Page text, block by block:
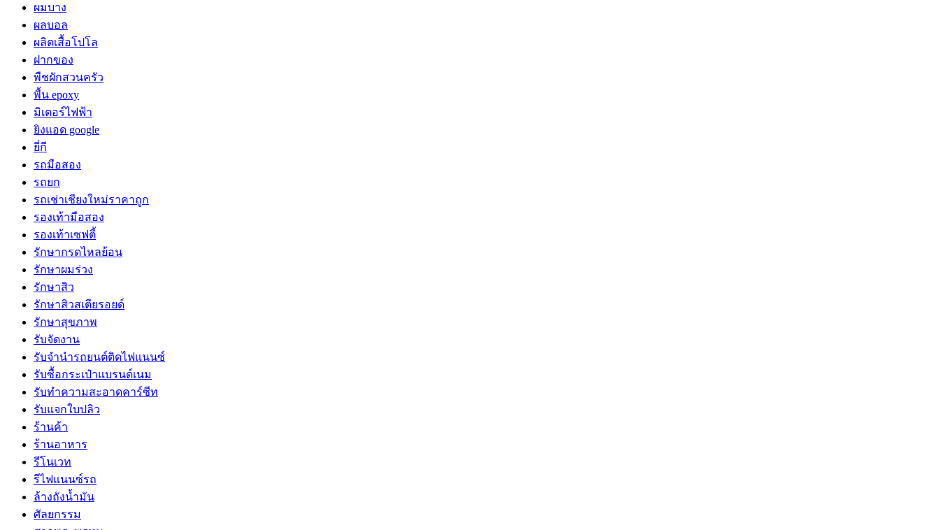
ผมบาง
ผลบอล
ผลิตเสื้อโปโล
ฝากของ
พืชผักสวนครัว
พื้น epoxy
มิเตอร์ไฟฟ้า
ยิงแอด google
ยี่กี
รถมือสอง
รถยก
รถเช่าเชียงใหม่ราคาถูก
รองเท้ามือสอง
รองเท้าเซฟตี้
รักษากรดไหลย้อน
รักษาผมร่วง
รักษาสิว
รักษาสิวสเตียรอยด์
รักษาสุขภาพ
รับจัดงาน
รับจํานํารถยนต์ติดไฟแนนซ์
รับซื้อกระเป๋าแบรนด์เนม
รับทำความสะอาดคาร์ซีท
รับแจกใบปลิว
ร้านค้า
ร้านอาหาร
รีโนเวท
รีไฟแนนซ์รถ
ล้างถังน้ำมัน
ศัลยกรรม